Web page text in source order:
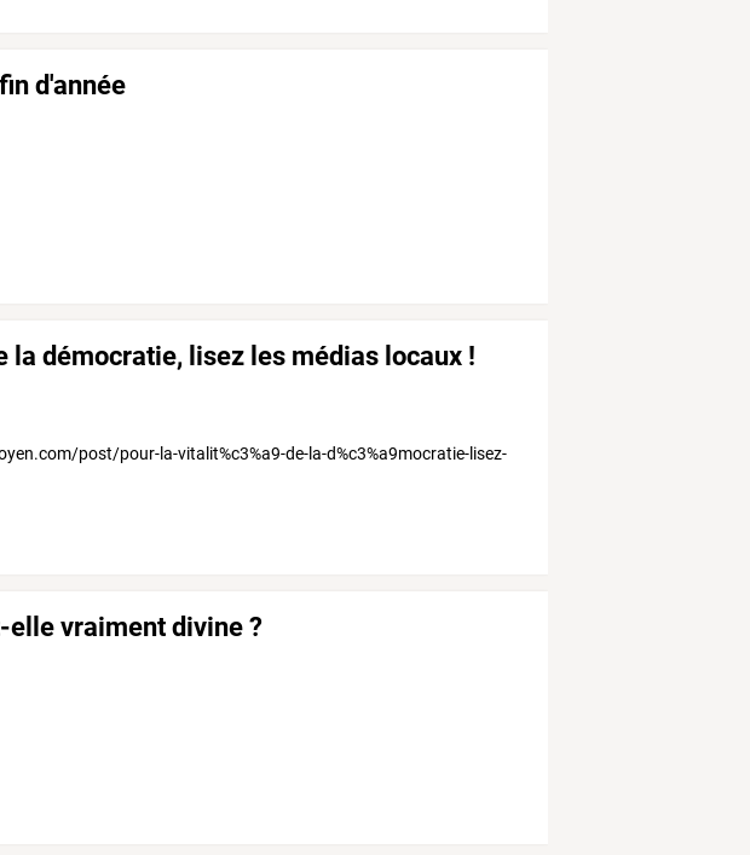
d'année
la démocratie, lisez les médias locaux !
post/pour-la-vitalit%c3%a9-de-la-d%c3%a9mocratie-lisez-
elle vraiment divine ?